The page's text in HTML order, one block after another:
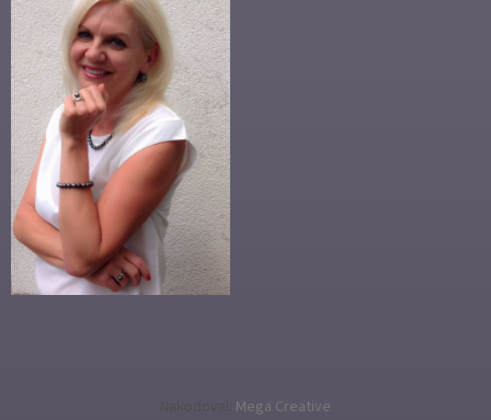
Nakodoval: Mega Creative